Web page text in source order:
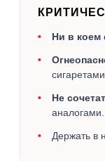
Ни в коем
Не
аналогами.
Держать в